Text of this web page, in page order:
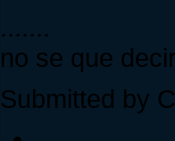
.......
no se que
Submitted by